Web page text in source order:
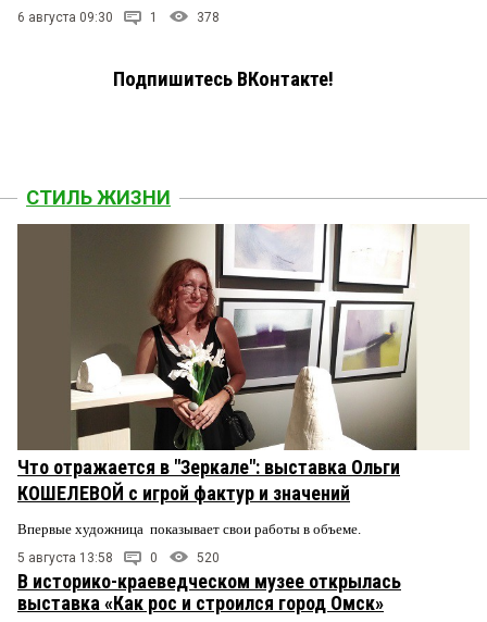
6 августа 09:30 1 378
Подпишитесь ВКонтакте!
СТИЛЬ ЖИЗНИ
Что отражается в "Зеркале": выставка Ольги
КОШЕЛЕВОЙ с игрой фактур и значений
Впервые художница показывает свои работы в объеме.
5 августа 13:58 0 520
В историко-краеведческом музее открылась
выставка «Как рос и строился город Омск»